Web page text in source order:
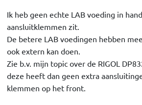
Ik heb geen echte LAB voeding in
aansluitklemmen zit.
De betere LAB voedingen hebben
ook extern kan doen.
Zie b.v. mijn topic over de RIGOL
deze heeft dan geen extra
klemmen op het front.